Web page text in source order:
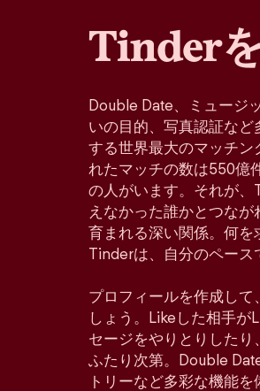
Tinder
Double Date、ミュージ
いの目的、写真認証な
する世界最大のマッチ
れたマッチの数は550億
の人がいます。それが
えなかった誰かとつな
育まれる深い関係。何
Tinderは、自分のペース
プロフィールを作成し
しょう。Likeした相手が
セージをやりとりした
ふたり次第。Double
トリーなど多彩な機能